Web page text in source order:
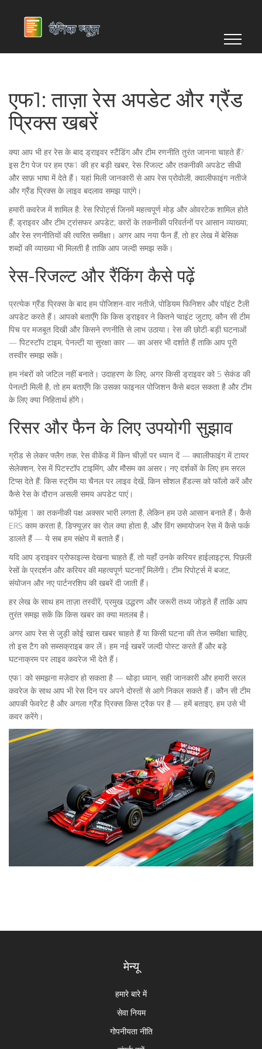
एफ1: ताज़ा रेस अपडेट और ग्रैंड
प्रिक्स खबरें
क्या आप भी हर रेस के बाद ड्राइवर स्टैंडिंग और टीम रणनीति तुरंत जानना चाहते हैं?
इस टैग पेज पर हम एफ1 की हर बड़ी खबर, रेस-रिजल्ट और तकनीकी अपडेट सीधी
और साफ़ भाषा में देते हैं। यहां मिली जानकारी से आप रेस प्रोवोली, क्वालीफाइंग नतीजे
और ग्रैंड प्रिक्स के लाइव बदलाव समझ पाएंगे।
हमारी कवरेज में शामिल है: रेस रिपोर्ट्स जिनमें महत्वपूर्ण मोड़ और ओवरटेक शामिल होते
हैं; ड्राइवर और टीम ट्रांसफर अपडेट; कारों के तकनीकी परिवर्तनों पर आसान व्याख्या;
और रेस रणनीतियों की त्वरित समीक्षा। अगर आप नया फैन हैं, तो हर लेख में बेसिक
शब्दों की व्याख्या भी मिलती है ताकि आप जल्दी समझ सकें।
रेस-रिजल्ट और रैंकिंग कैसे पढ़ें
प्रत्येक ग्रैंड प्रिक्स के बाद हम पोजिशन-वार नतीजे, पोडियम फिनिशर और पॉइंट टैली
अपडेट करते हैं। आपको बताएँगे कि किस ड्राइवर ने कितने प्वाइंट जुटाए, कौन सी टीम
पिच पर मजबूत दिखी और किसने रणनीति से लाभ उठाया। रेस की छोटी-बड़ी घटनाओं
— पिटस्टॉप टाइम, पेनल्टी या सुरक्षा कार — का असर भी दर्शाते हैं ताकि आप पूरी
तस्वीर समझ सकें।
हम नंबरों को जटिल नहीं बनाते। उदाहरण के लिए, अगर किसी ड्राइवर को 5 सेकंड की
पेनल्टी मिली है, तो हम बताएँगे कि उसका फाइनल पोजिशन कैसे बदल सकता है और टीम
के लिए क्या निहितार्थ होंगे।
रिसर और फैन के लिए उपयोगी सुझाव
ग्रीड से लेकर फ्लैग तक, रेस वीकेंड में किन चीज़ों पर ध्यान दें — क्वालीफाइंग में टायर
सेलेक्शन, रेस में पिटस्टॉप टाइमिंग, और मौसम का असर। नए दर्शकों के लिए हम सरल
टिप्स देते हैं: किस स्ट्रीम या चैनल पर लाइव देखें, किन सोशल हैंडल्स को फॉलो करें और
कैसे रेस के दौरान असली समय अपडेट पाएं।
फॉर्मूला 1 का तकनीकी पक्ष अक्सर भारी लगता है, लेकिन हम उसे आसान बनाते हैं। कैसे
ERS काम करता है, डिफ्यूज़र का रोल क्या होता है, और विंग समायोजन रेस में कैसे फर्क
डालते हैं — ये सब हम संक्षेप में बताते हैं।
यदि आप ड्राइवर प्रोफाइल्स देखना चाहते हैं, तो यहाँ उनके करियर हाईलाइट्स, पिछली
रेसों के प्रदर्शन और करियर की महत्वपूर्ण घटनाएँ मिलेंगी। टीम रिपोर्ट्स में बजट,
संयोजन और नए पार्टनरशिप की खबरें दी जाती हैं।
हर लेख के साथ हम ताज़ा तस्वीरें, प्रमुख उद्धरण और जरूरी तथ्य जोड़ते हैं ताकि आप
तुरंत समझ सकें कि किस खबर का क्या मतलब है।
अगर आप रेस से जुड़ी कोई खास खबर चाहते हैं या किसी घटना की तेज समीक्षा चाहिए,
तो इस टैग को सब्सक्राइब कर लें। हम नई खबरें जल्दी पोस्ट करते हैं और बड़े
घटनाक्रम पर लाइव कवरेज भी देते हैं।
एफ1 को समझना मज़ेदार हो सकता है — थोड़ा ध्यान, सही जानकारी और हमारी सरल
कवरेज के साथ आप भी रेस दिन पर अपने दोस्तों से आगे निकल सकते हैं। कौन सी टीम
आपकी फेवरेट है और अगला ग्रैंड प्रिक्स किस ट्रैक पर है — हमें बताइए, हम उसे भी
कवर करेंगे।
मेन्यू
हमारे बारे में
सेवा नियम
गोपनीयता नीति